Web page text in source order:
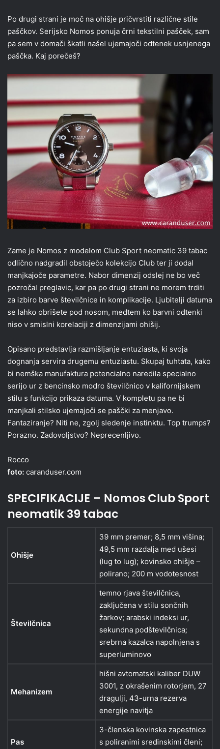
Po drugi strani je moč na ohišje pričvrstiti različne stile
paščkov. Serijsko Nomos ponuja črni tekstilni pašček, sam
pa sem v domači škatli našel ujemajoči odtenek usnjenega
paščka. Kaj porečeš?
Zame je Nomos z modelom Club Sport neomatic 39 tabac
odlično nadgradil obstoječo kolekcijo Club ter ji dodal
manjkajoče parametre. Nabor dimenzij odslej ne bo več
pozročal preglavic, kar pa po drugi strani ne morem trditi
za izbiro barve številčnice in komplikacije. Ljubitelji datuma
se lahko obrišete pod nosom, medtem ko barvni odtenki
niso v smislni korelaciji z dimenzijami ohišij.
Opisano predstavlja razmišljanje entuziasta, ki svoja
dognanja servira drugemu entuziastu. Skupaj tuhtata, kako
bi nemška manufaktura potencialno naredila specialno
serijo ur z bencinsko modro številčnico v kalifornijskem
stilu s funkcijo prikaza datuma. V kompletu pa ne bi
manjkali stilsko ujemajoči se paščki za menjavo.
Fantaziranje? Niti ne, zgolj sledenje instinktu. Top trumps?
Porazno. Zadovoljstvo? Neprecenljivo.
Rocco
foto: caranduser.com
SPECIFIKACIJE – Nomos Club Sport
neomatik 39 tabac
Ohišje
39 mm premer; 8,5 mm višina;
49,5 mm razdalja med ušesi
(lug to lug); kovinsko ohišje –
polirano; 200 m vodotesnost
Številčnica
temno rjava številčnica,
zaključena v stilu sončnih
žarkov; arabski indeksi ur,
sekundna podštevilčnica;
srebrna kazalca napolnjena s
superluminovo
Mehanizem
hišni avtomatski kaliber DUW
3001, z okrašenim rotorjem, 27
dragulji, 43-urna rezerva
energije navitja
Pas
3-členska kovinska zapestnica
s poliranimi sredinskimi členi;